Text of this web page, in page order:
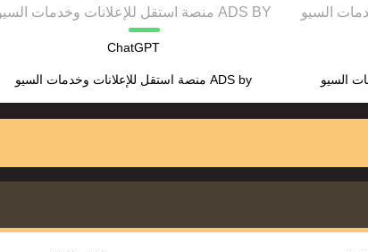
السيو
ADS BY منصة استقل للإعلانات وخدمات السيو
ChatGPT
ADS by منصة استقل للإعلانات وخدمات السيو